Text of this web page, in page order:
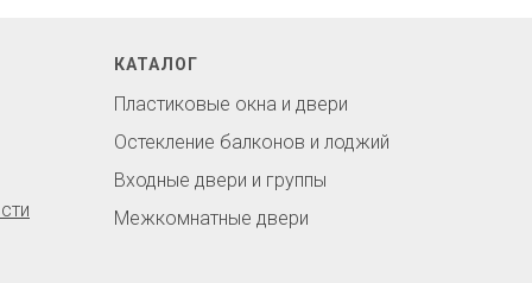
КАТАЛОГ
Пластиковые окна и двери
Остекление балконов и лоджий
Входные двери и группы
Межкомнатные двери